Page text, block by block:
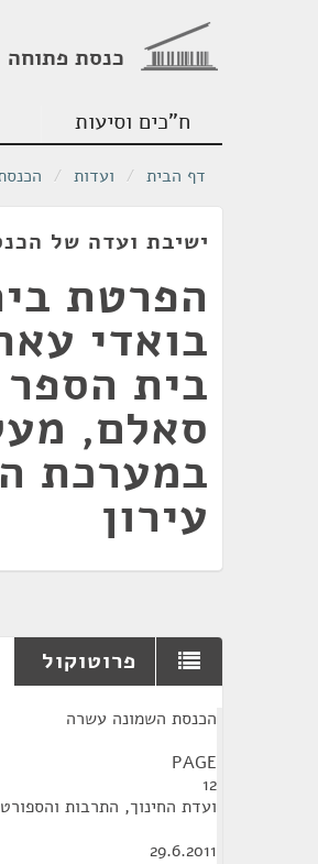
כנסת פתוחה
ח"כים וסיעות
דף הבית / ועדות /
ישיבת ועדה של הכנסת ה-18 מתאריך
הפרטת
בואדי
בית
סאלם,
במערכת
עירון
פרוטוקול
הכנסת השמונה עשרה
PAGE
12
ועדת החינוך, התרבות והספורט
29.6.2011